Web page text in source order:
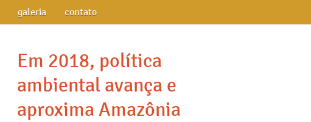
galeria contato
Em 2018, política
ambiental avança e
aproxima Amazônia